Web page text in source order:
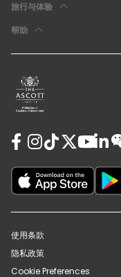
旅行与体验
帮助
使用条款
隐私政策
Cookie Preferences